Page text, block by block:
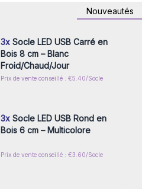
Nouveautés
Connectez-vous ou inscrivez-
vous pour accéder aux prix de
3xSocle LED USB Carré en
Bois 8 cm – Blanc
Froid/Chaud/Jour
Prix de vente conseillé : €5.40/Socle
Connectez-vous ou inscrivez-
3xSocle LED USB Rond en
Bois 6 cm – Multicolore
Prix de vente conseillé : €3.60/Socle
Connectez-vous ou inscrivez-